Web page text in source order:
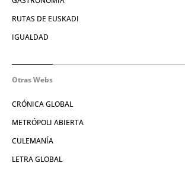
RUTAS DE EUSKADI
IGUALDAD
Otras Webs
CRÓNICA GLOBAL
METRÓPOLI ABIERTA
CULEMANÍA
LETRA GLOBAL